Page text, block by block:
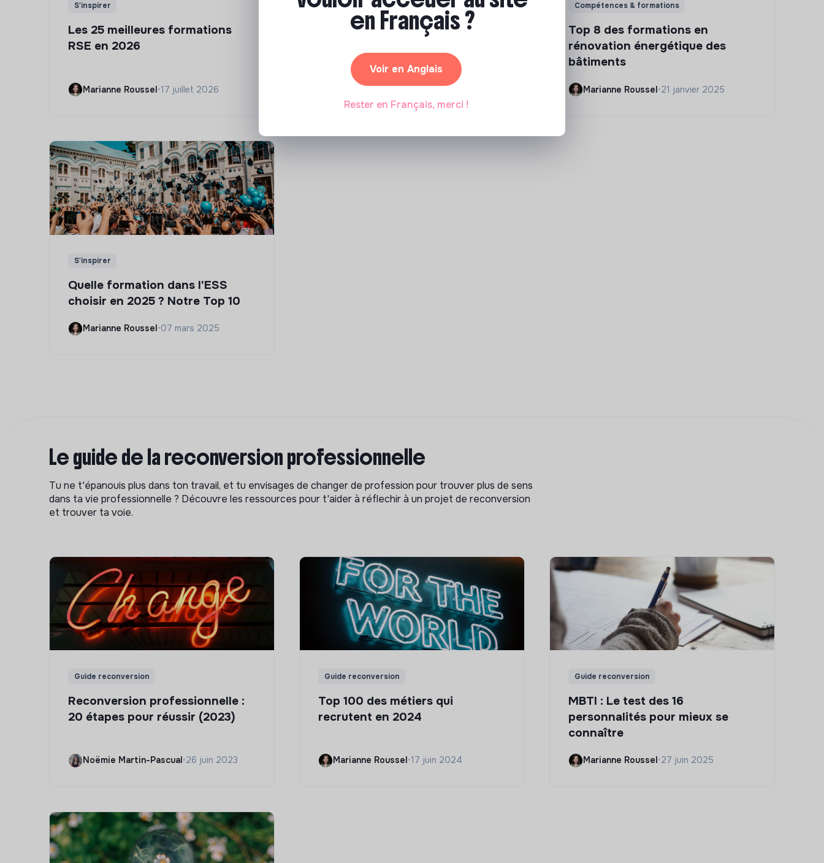
S'inspirer
Les 25 meilleures formations
RSE en 2026
Marianne Roussel•17 juillet 2026
Compétences & formations
Comment se former à la
Marianne Roussel•09 janvier 2024
Compétences & formations
Top 8 des formations en
rénovation énergétique des
bâtiments
Marianne Roussel•21 janvier 2025
S'inspirer
Quelle formation dans l'ESS
choisir en 2025 ? Notre Top 10
Marianne Roussel •07 mars 2025
Le guide de la reconversion professionnelle
Tu ne t'épanouis plus dans ton travail, et tu envisages de changer de profession pour trouver plus de sens
dans ta vie professionnelle ? Découvre les ressources pour t'aider à réflechir à un projet de reconversion
et trouver ta voie.
Guide reconversion
Reconversion professionnelle :
20 étapes pour réussir (2023)
Noëmie Martin-Pascual•26 juin 2023
Guide reconversion
Top 100 des métiers qui
recrutent en 2024
Marianne Roussel•17 juin 2024
Guide reconversion
MBTI : Le test des 16
personnalités pour mieux se
connaître
Marianne Roussel•27 juin 2025
en Français ?
Voir en Anglais
Rester en Français, merci !